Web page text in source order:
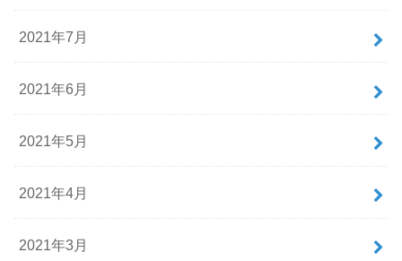
2021年7月
2021年6月
2021年5月
2021年4月
2021年3月